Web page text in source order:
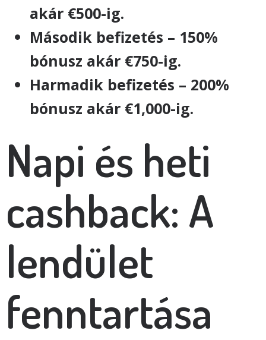
akár €500-ig.
Második befizetés – 150%
bónusz akár €750-ig.
Harmadik befizetés – 200%
bónusz akár €1,000-ig.
Napi és heti
cashback: A
lendület
fenntartása